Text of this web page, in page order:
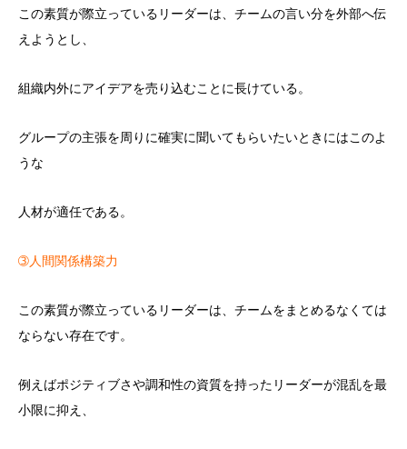
この素質が際立っているリーダーは、チームの言い分を外部へ伝
えようとし、
組織内外にアイデアを売り込むことに長けている。
グループの主張を周りに確実に聞いてもらいたいときにはこのよ
うな
人材が適任である。
➂人間関係構築力
この素質が際立っているリーダーは、チームをまとめるなくては
ならない存在です。
例えばポジティブさや調和性の資質を持ったリーダーが混乱を最
小限に抑え、